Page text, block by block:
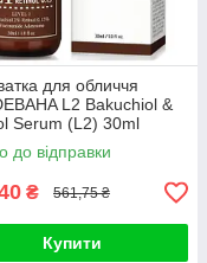
для обличчя
L2 Bakuchiol &
Serum (L2) 30ml
до відправки
₴ 561,75 ₴
Купити